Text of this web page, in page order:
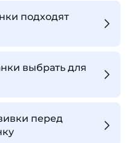
подходят
выбрать для
перед